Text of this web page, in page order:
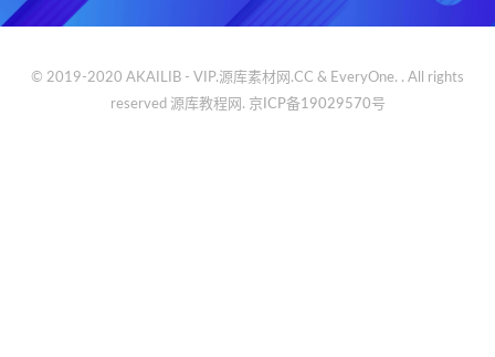
© 2019-2020 AKAILIB - VIP.源库素材网.CC & EveryOne. . All rights
reserved 源库教程网. 京ICP备19029570号